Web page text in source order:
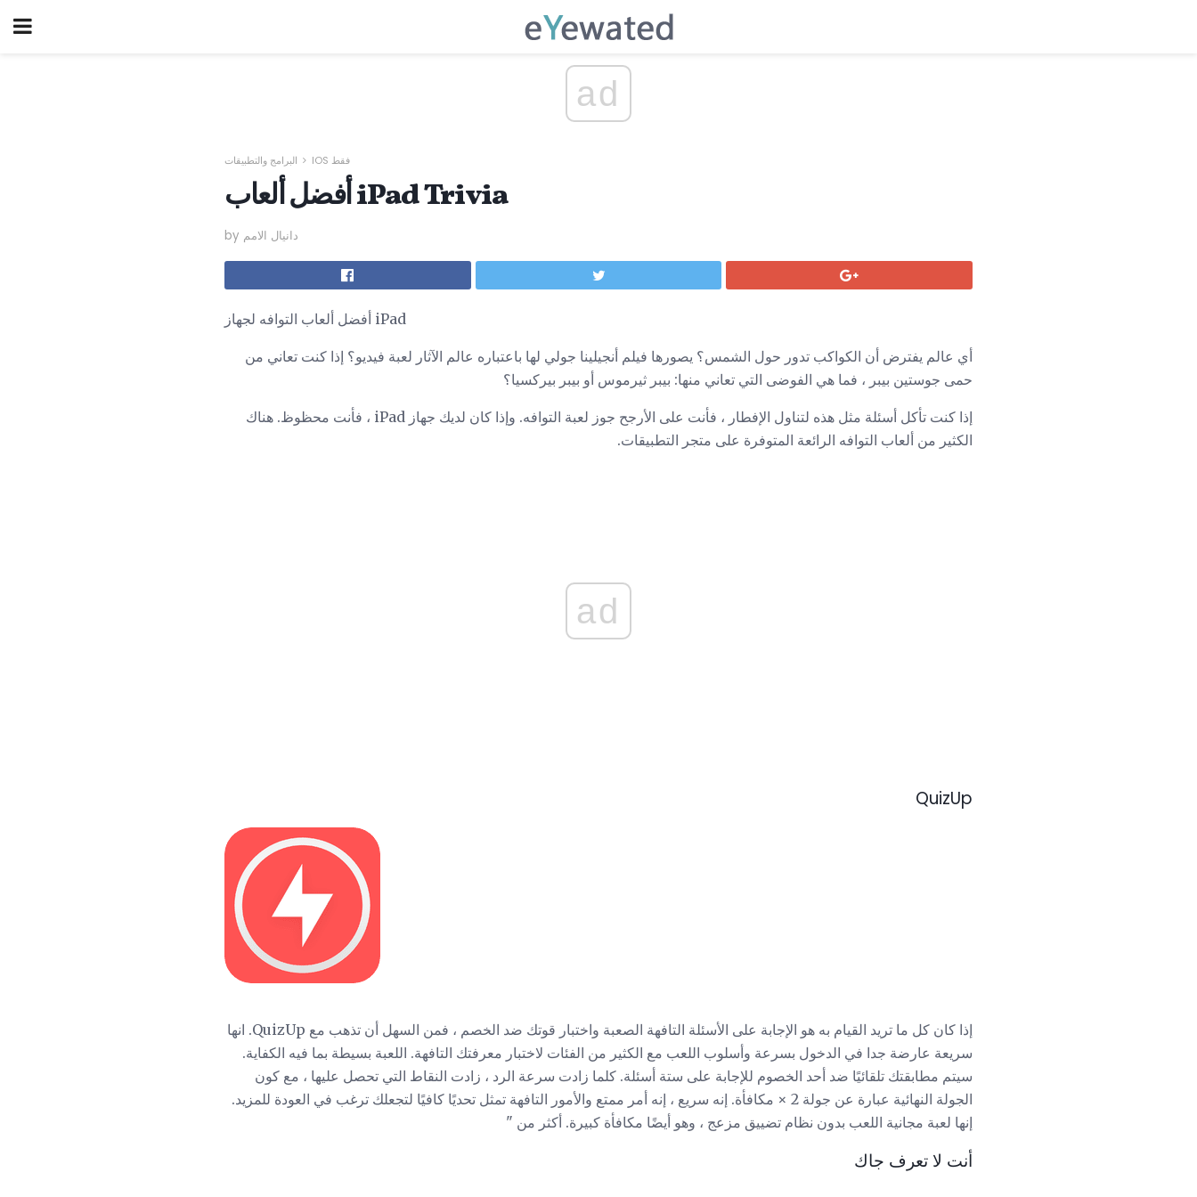
ad
البرامج والتطبيقات IOS فقط
أفضل ألعاب iPad Trivia
by دانيال الامم
أفضل ألعاب التوافه لجهاز iPad
أي عالم يفترض أن الكواكب تدور حول الشمس؟ يصورها فيلم أنجيلينا جولي لها باعتباره عالم الآثار لعبة فيديو؟ إذا كنت تعاني من
حمى جوستين بيبر ، فما هي الفوضى التي تعاني منها: بيبر ثيرموس أو بيبر بيركسيا؟
إذا كنت تأكل أسئلة مثل هذه لتناول الإفطار ، فأنت على الأرجح جوز لعبة التوافه. وإذا كان لديك جهاز iPad ، فأنت محظوظ. هناك
الكثير من ألعاب التوافه الرائعة المتوفرة على متجر التطبيقات.
ad
QuizUp
إذا كان كل ما تريد القيام به هو الإجابة على الأسئلة التافهة الصعبة واختبار قوتك ضد الخصم ، فمن السهل أن تذهب مع QuizUp. انها
سريعة عارضة جدا في الدخول بسرعة وأسلوب اللعب مع الكثير من الفئات لاختبار معرفتك التافهة. اللعبة بسيطة بما فيه الكفاية.
سيتم مطابقتك تلقائيًا ضد أحد الخصوم للإجابة على ستة أسئلة. كلما زادت سرعة الرد ، زادت النقاط التي تحصل عليها ، مع كون
الجولة النهائية عبارة عن جولة 2 × مكافأة. إنه سريع ، إنه أمر ممتع والأمور التافهة تمثل تحديًا كافيًا لتجعلك ترغب في العودة للمزيد.
إنها لعبة مجانية اللعب بدون نظام تضييق مزعج ، وهو أيضًا مكافأة كبيرة. أكثر من "
أنت لا تعرف جاك